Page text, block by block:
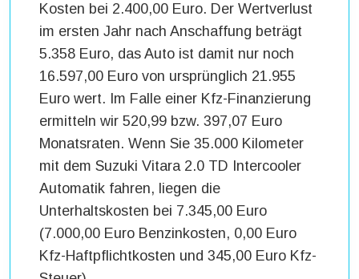
Kosten bei 2.400,00 Euro. Der Wertverlust
im ersten Jahr nach Anschaffung beträgt
5.358 Euro, das Auto ist damit nur noch
16.597,00 Euro von ursprünglich 21.955
Euro wert. Im Falle einer Kfz-Finanzierung
ermitteln wir 520,99 bzw. 397,07 Euro
Monatsraten. Wenn Sie 35.000 Kilometer
mit dem Suzuki Vitara 2.0 TD Intercooler
Automatik fahren, liegen die
Unterhaltskosten bei 7.345,00 Euro
(7.000,00 Euro Benzinkosten, 0,00 Euro
Kfz-Haftpflichtkosten und 345,00 Euro Kfz-